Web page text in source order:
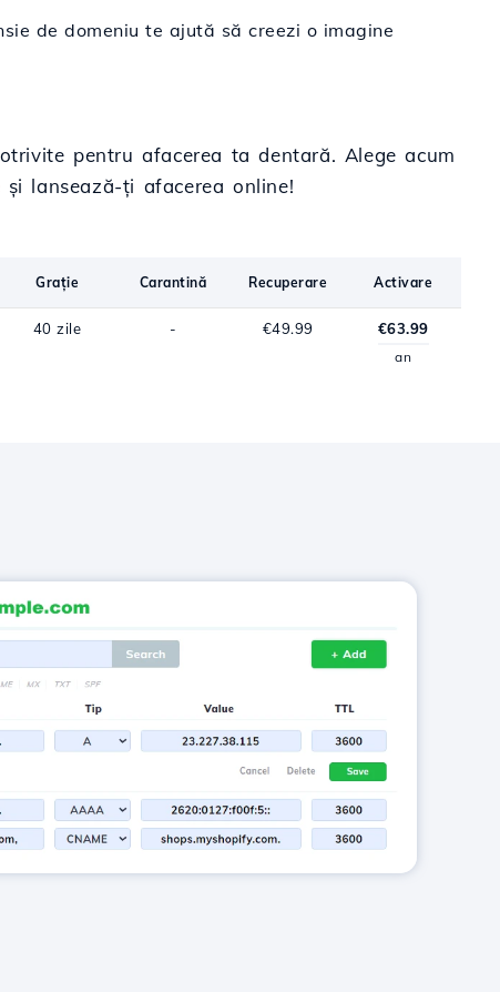
de domeniu te ajută să creezi o imagine
pentru afacerea ta dentară. Alege acum
și lansează-ți afacerea online!
Grație Carantină Recuperare Activare
40 zile - €49.99 €63.99
an